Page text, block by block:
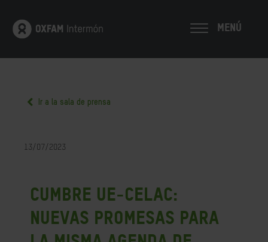
MENÚ
Ir a la sala de prensa
13/07/2023
Cumbre UE-CELAC:
nuevas promesas para